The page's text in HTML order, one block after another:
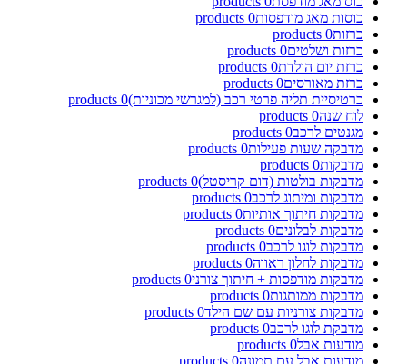
כוסות מאג מודפסות0
products
כרזות0
products
כרזות ושלטים0
products
כרזת יום הולדת0
products
כרזת מאורסים0
products
כרטיסיית תליה פרטי רכב (למגרשי מכוניות)0
products
לוח שנה0
products
מגנטים לרכב0
products
מדבקה שעות פעילות0
products
מדבקות0
products
מדבקות בולטות (דום קריסטל)0
products
מדבקות ומיתוג לרכב0
products
מדבקות חיתוך אותיות0
products
מדבקות לבלונים0
products
מדבקות לוגו לרכב0
products
מדבקות לחלון ראווה0
products
מדבקות מודפסות + חיתוך צורני0
products
מדבקות ממותגות0
products
מדבקות צורניות עם שם הילד0
products
מדבקת לוגו לרכב0
products
מודעות אבל0
products
מודעות אבל עם תמונה0
products